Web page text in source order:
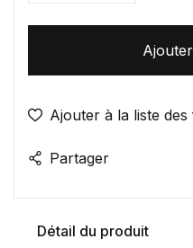
Ajouter à la liste des
Partager
Détail du produit